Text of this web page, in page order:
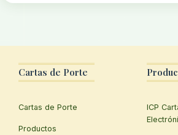
Cartas de Porte
Cartas de Porte
Productos
ICP